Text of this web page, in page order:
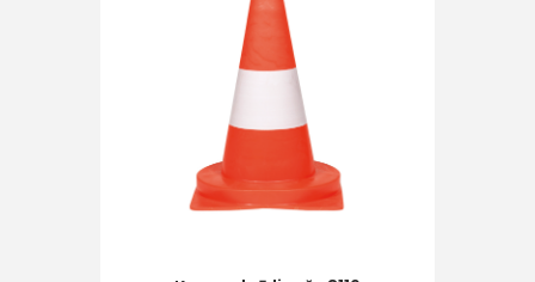
Piekrītu SIA Hards
lietošanas noteikumiem